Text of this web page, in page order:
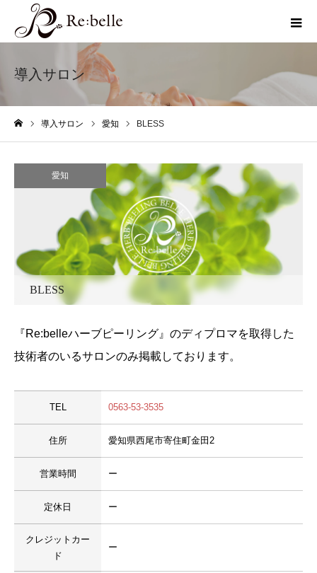
導入サロン
導入サロン 愛知 BLESS
愛知
BLESS
『Re:belleハーブピーリング』のディプロマを取得した
技術者のいるサロンのみ掲載しております。
TEL 0563-53-3535
住所 愛知県西尾市寄住町金田2
営業時間 ー
定休日 ー
クレジットカー
ド
ー